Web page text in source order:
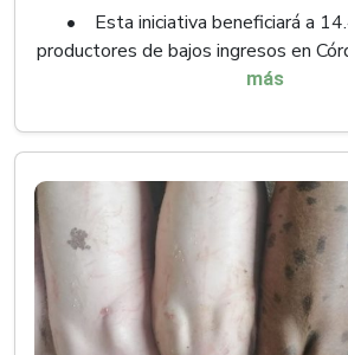
• Esta iniciativa beneficiará a
productores de bajos ingresos en
más